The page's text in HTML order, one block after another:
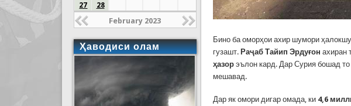
Бино ба оморҳои ахир шумори
гузашт. Раҷаб Тайип Эрдуғон ахиран
ҳазор эълон кард. Дар Сурия бошад то
мешавад.
Дар як омори дигар омада, ки 4,6
27
28
February 2023
Ҳаводиси олам